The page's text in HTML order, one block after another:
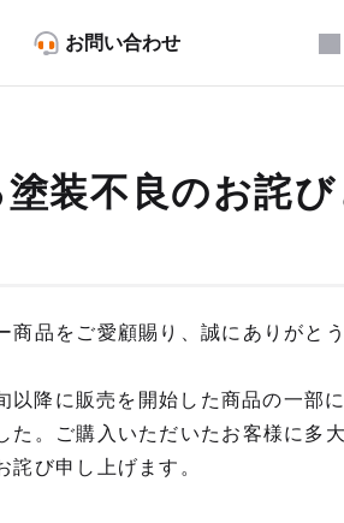
お問い合わせ
装不良のお詫
品をご愛顧賜り、誠にありがとう
降に販売を開始した商品の一部
た。ご購入いただいたお客様に多
詫び申し上げます。